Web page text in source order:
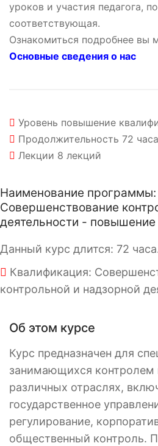
уроков и участия педагога,
соответствующая.
Ознакомиться подробнее вы
Основные сведения о нас
Уровень повышение
Продолжительность 72 часа
Лекции 8 лекций
Наименование программы:
Совершенствование
деятельности -
Данный курс длится: 72
Квалификация:
контрольной и надзорной
Об этом курсе
Курс предназначен для
занимающихся контролем
различных отраслях,
государственное
регулирование,
общественный контроль.